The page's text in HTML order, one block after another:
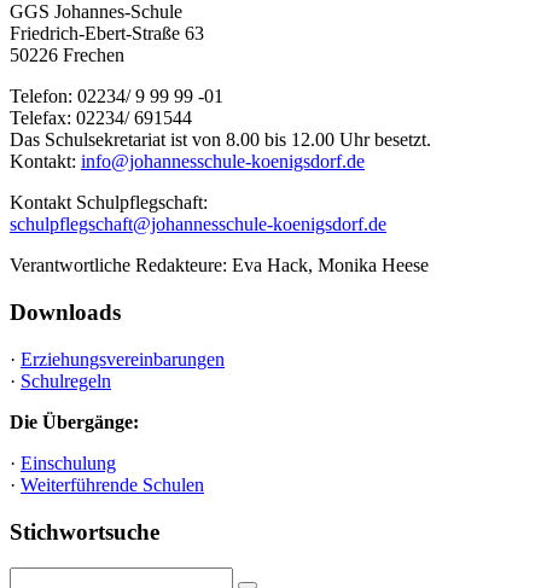
GGS Johannes-Schule
Friedrich-Ebert-Straße 63
50226 Frechen
Telefon: 02234/ 9 99 99 -01
Telefax: 02234/ 691544
Das Schulsekretariat ist von 8.00 bis 12.00 Uhr besetzt.
Kontakt: info@johannesschule-koenigsdorf.de
Kontakt Schulpflegschaft:
schulpflegschaft@johannesschule-koenigsdorf.de
Verantwortliche Redakteure: Eva Hack, Monika Heese
Downloads
· Erziehungsvereinbarungen
· Schulregeln
Die Übergänge:
· Einschulung
· Weiterführende Schulen
Stichwortsuche